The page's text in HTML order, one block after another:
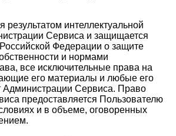
результатом интеллектуальной
Сервиса и защищается
Федерации о защите
и нормами
все исключительные права на
его материалы и любые его
Администрации Сервиса. Право
предоставляется Пользователю
и в объеме, оговоренных